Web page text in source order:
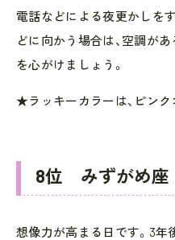
電話などによる夜更かしを
どに向かう場合は、空調が
を心がけましょう。
★ラッキーカラーは、ピンク
8位 みずがめ座
想像力が高まる日です。3年